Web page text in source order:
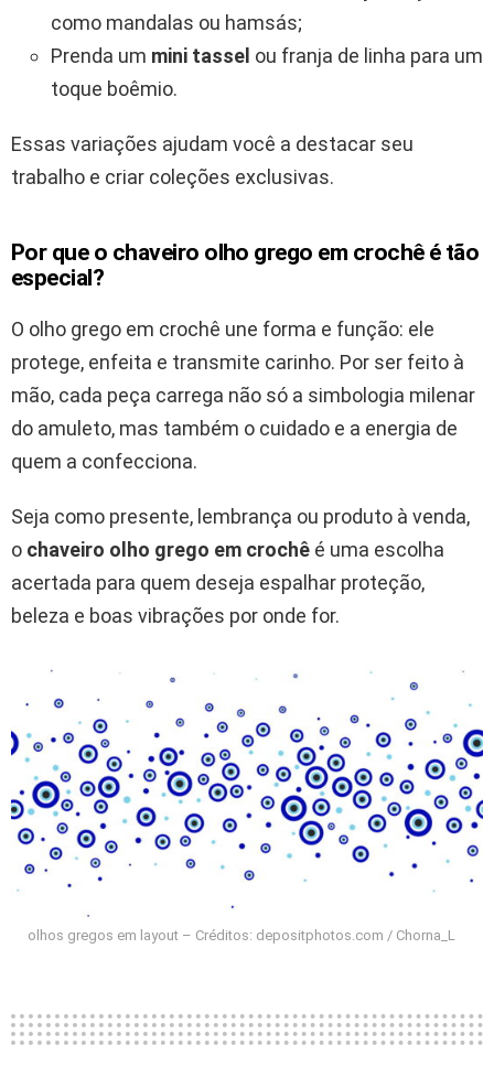
como mandalas ou hamsás;
Prenda um mini tassel ou franja de linha para um
toque boêmio.
Essas variações ajudam você a destacar seu
trabalho e criar coleções exclusivas.
Por que o chaveiro olho grego em crochê é tão
especial?
O olho grego em crochê une forma e função: ele
protege, enfeita e transmite carinho. Por ser feito à
mão, cada peça carrega não só a simbologia milenar
do amuleto, mas também o cuidado e a energia de
quem a confecciona.
Seja como presente, lembrança ou produto à venda,
o chaveiro olho grego em crochê é uma escolha
acertada para quem deseja espalhar proteção,
beleza e boas vibrações por onde for.
olhos gregos em layout – Créditos: depositphotos.com / Chorna_L